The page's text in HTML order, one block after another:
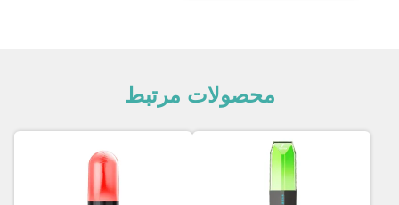
محصولات مرتبط